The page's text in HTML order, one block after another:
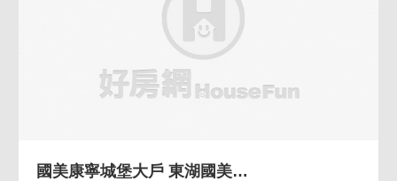
國美康寧城堡大戶 東湖國美建設康寧城堡打通戶